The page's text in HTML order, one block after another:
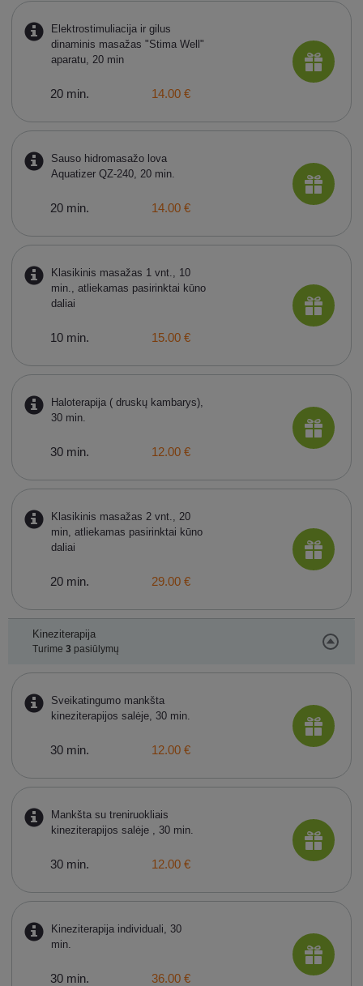
Elektrostimuliacija ir gilus
dinaminis masažas "Stima Well"
aparatu, 20 min
20 min. 14.00 €
Sauso hidromasažo lova
Aquatizer QZ-240, 20 min.
20 min. 14.00 €
Klasikinis masažas 1 vnt., 10
min., atliekamas pasirinktai kūno
daliai
10 min. 15.00 €
Haloterapija ( druskų kambarys),
30 min.
30 min. 12.00 €
Klasikinis masažas 2 vnt., 20
min, atliekamas pasirinktai kūno
daliai
20 min. 29.00 €
Kineziterapija
Turime 3 pasiūlymų
Sveikatingumo mankšta
kineziterapijos salėje, 30 min.
30 min. 12.00 €
Mankšta su treniruokliais
kineziterapijos salėje , 30 min.
30 min. 12.00 €
Kineziterapija individuali, 30
min.
30 min. 36.00 €